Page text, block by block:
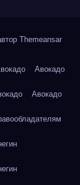
Themeansar
Авокадо
Авокадо